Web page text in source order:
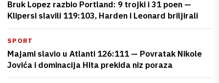
Bruk Lopez razbio Portland: 9 trojki i 31 poen —
Klipersi slavili 119:103, Harden i Leonard briljirali
SPORT
Majami slavio u Atlanti 126:111 — Povratak Nikole
Jovića i dominacija Hita prekida niz poraza